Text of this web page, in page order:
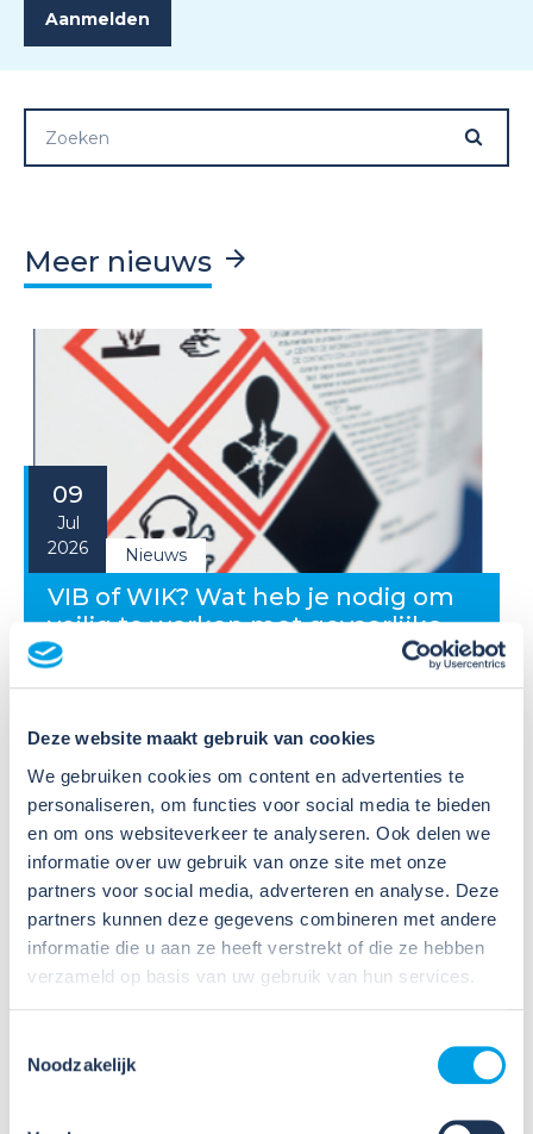
Deze website maakt gebruik van cookies
We gebruiken cookies om content en advertenties te
personaliseren, om functies voor social media te bieden
en om ons websiteverkeer te analyseren. Ook delen we
informatie over uw gebruik van onze site met onze
partners voor social media, adverteren en analyse. Deze
partners kunnen deze gegevens combineren met andere
informatie die u aan ze heeft verstrekt of die ze hebben
verzameld op basis van uw gebruik van hun services.
Noodzakelijk
Meer nieuws
09
Jul
2026
Nieuws
VIB of WIK? Wat heb je nodig om
veilig te werken met gevaarlijke
stoffen?
Veiligheidsinformatiebladen (VIB's) of mini-VIB's
beschikbaar voor de gevaarlijke stoffen waarmee zij
werken. Dat is een belangrijke eerste stap, maar
daarmee voldoe je nog niet aan de verplichtingen
u...
Lees verder
09